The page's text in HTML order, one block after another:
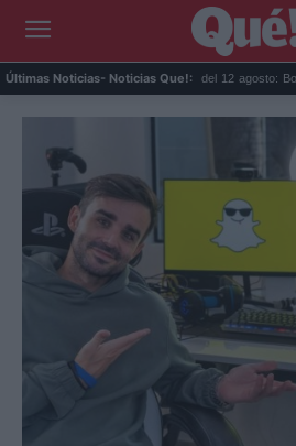
Últimas Noticias- Noticias Que!:
Eclipse solar en Cariñena del 12 agosto: Bodegas